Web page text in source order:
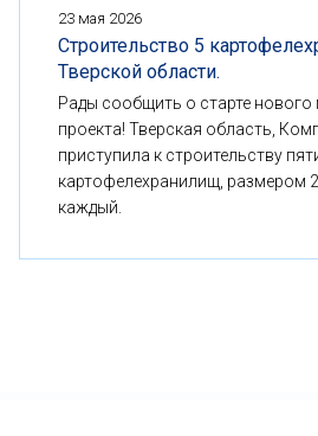
23 мая 2026
Строительство 5
Тверской области.
Рады сообщить о старте
проекта! Тверская область,
приступила к строительству
картофелехранилищ, размером
каждый.